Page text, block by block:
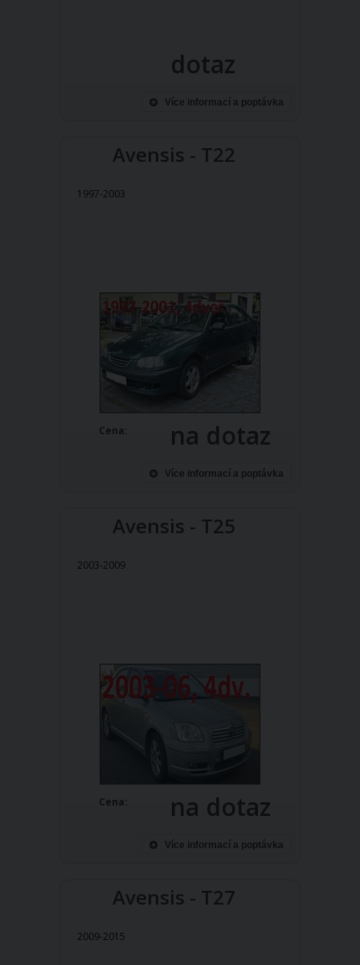
dotaz
Více informací a poptávka
Avensis - T22
1997-2003
Cena: na dotaz
Více informací a poptávka
Avensis - T25
2003-2009
Cena: na dotaz
Více informací a poptávka
Avensis - T27
2009-2015